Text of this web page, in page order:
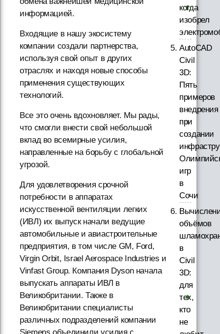
информацией.
Входящие в нашу экосистему
компании создали партнерства,
используя свой опыт в других
отраслях и находя новые способы
применения существующих
технологий.
Все это очень вдохновляет. Мы рады,
что смогли внести свой небольшой
вклад во всемирные усилия,
направленные на борьбу с глобальной
угрозой.
Для удовлетворения срочной
потребности в аппаратах
искусственной вентиляции легких
(ИВЛ) их выпуск начали ведущие
автомобильные и авиастроительные
предприятия, в том числе GM, Ford,
Virgin Orbit, Israel Aerospace Industries и
Vinfast Group. Компания Dyson начала
выпускать аппараты ИВЛ в
Великобритании. Также в
Великобритании специалисты
различных подразделений компании
когда
изобрел
AutoCAD
Civil
3D:
Пять
примеров
внедрения
при
создании
игр
в
Сочи
объёмов
в
Civil
3D:
для
тех,
кто
не